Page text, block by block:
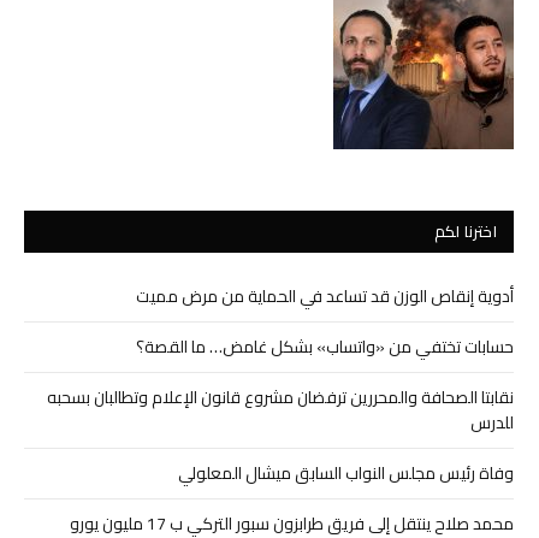
اخترنا لكم
أدوية إنقاص الوزن قد تساعد في الحماية من مرض مميت
حسابات تختفي من «واتساب» بشكل غامض… ما القصة؟
نقابتا الصحافة والمحررين ترفضان مشروع قانون الإعلام وتطالبان بسحبه
للدرس
وفاة رئيس مجلس النواب السابق ميشال المعلولي
محمد صلاح ينتقل إلى فريق طرابزون سبور التركي ب 17 مليون يورو